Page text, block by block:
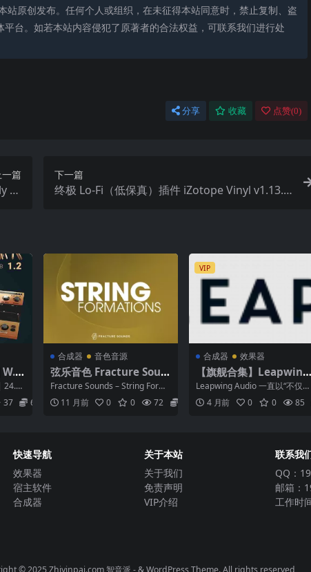
原创发布。任何个人或组织，在未征得本站同意时，禁止复制、盗
台。如若本站内容侵犯了原著者的合法权益，可联系我们进行处
分享 收藏 点赞(0)
一篇
Ta
下一篇
终极 Lo-Fi（低保真）插件 iZotope Vinyl v1.13.0.
24.4
37 6.9
合成器 音色音源
弦乐音色 Fracture Soun
ds String Formations v
2.0 KONTAKT
Fracture Sounds – String Forma
tions v2.0...
11 月前 0 0 72
VIP
合成器 效果器
【旗舰合集】Leapwing
Audio Bundle v2025.12
(macOS)
Leapwing Audio 一直以“不仅是
模拟，更是创新”而著称。他们
单纯复...
4 月前 0 0 85
快速导航
效果器
宿主软件
合成器
关于本站
关于我们
免责声明
VIP介绍
联系我
QQ：
邮箱：
工作时